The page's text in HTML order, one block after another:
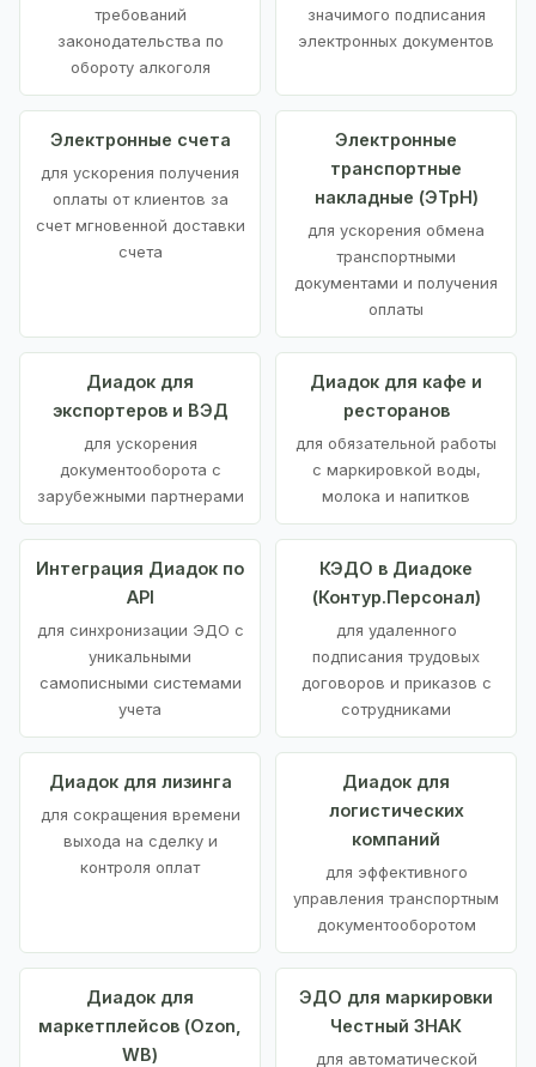
требований
законодательства по
обороту алкоголя
значимого подписания
электронных документов
Электронные счета
для ускорения получения
оплаты от клиентов за
счет мгновенной доставки
счета
Электронные
транспортные
накладные (ЭТрН)
для ускорения обмена
транспортными
документами и получения
оплаты
Диадок для
экспортеров и ВЭД
для ускорения
документооборота с
зарубежными партнерами
Диадок для кафе и
ресторанов
для обязательной работы
с маркировкой воды,
молока и напитков
Интеграция Диадок по
API
для синхронизации ЭДО с
уникальными
самописными системами
учета
КЭДО в Диадоке
(Контур.Персонал)
для удаленного
подписания трудовых
договоров и приказов с
сотрудниками
Диадок для лизинга
для сокращения времени
выхода на сделку и
контроля оплат
Диадок для
логистических
компаний
для эффективного
управления транспортным
документооборотом
Диадок для
маркетплейсов (Ozon,
WB)
ЭДО для маркировки
Честный ЗНАК
для автоматической